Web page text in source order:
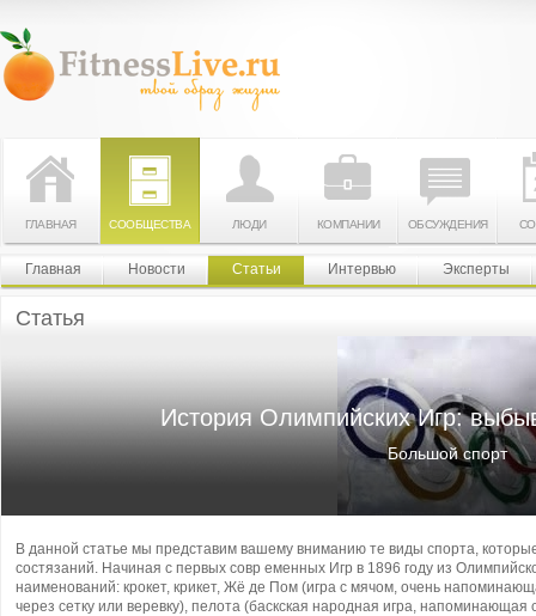
ГЛАВНАЯ СООБЩЕСТВА ЛЮДИ КОМПАНИИ ОБСУЖДЕНИЯ
Главная Новости Статьи Интервью Эксперты
Статья
История Олимпийских Игр:
Большой спорт
В данной статье мы представим вашему вниманию те виды спорта,
состязаний. Начиная с первых совр еменных Игр в 1896 году из
наименований: крокет, крикет, Жё де Пом (игра с мячом, очень
через сетку или веревку), пелота (баскская народная игра, напоминающая